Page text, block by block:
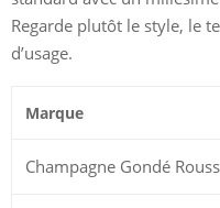
Regarde plutôt le style, le
d’usage.
Marque
Champagne Gondé